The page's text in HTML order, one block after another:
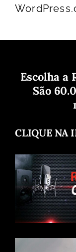
Escolha a
São
CLIQUE NA